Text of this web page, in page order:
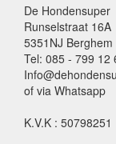
De Hondensuper
Runselstraat 16A
5351NJ Berghem
Tel: 085 - 799 12
of via Whatsapp
K.V.K : 50798251